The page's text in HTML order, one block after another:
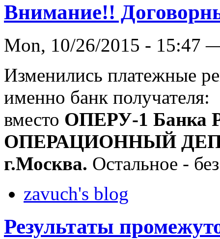
Внимание!!
Mon, 10/26/2015 - 15:47
Изменились платежные
именно банк получателя:
вместо ОПЕРУ-1 Банка
ОПЕРАЦИОННЫЙ
г.Москва. Остальное -
zavuch's blog
Результаты